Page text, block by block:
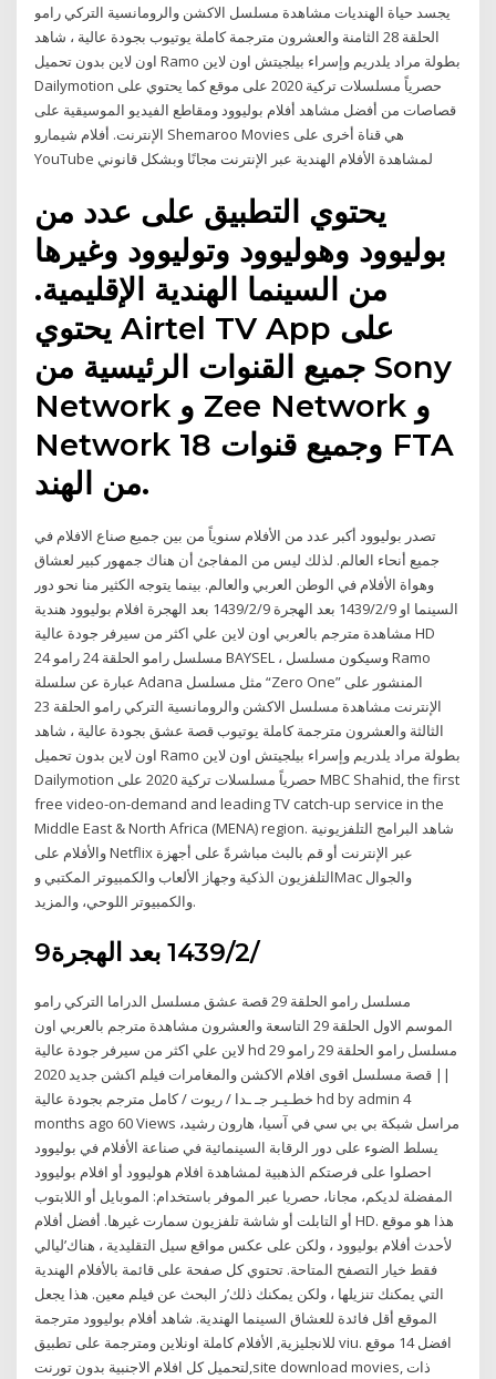
يجسد حياة الهنديات مشاهدة مسلسل الاكشن والرومانسية التركي رامو
الحلقة 28 الثامنة والعشرون مترجمة كاملة يوتيوب بجودة عالية ، شاهد
اون لاين بدون تحميل Ramo بطولة مراد يلدريم وإسراء بيلجيتش اون لاين
Dailymotion حصرياً مسلسلات تركية 2020 على موقع كما يحتوي على
قصاصات من أفضل مشاهد أفلام بوليوود ومقاطع الفيديو الموسيقية على
الإنترنت. أفلام شيمارو Shemaroo Movies هي قناة أخرى على
YouTube لمشاهدة الأفلام الهندية عبر الإنترنت مجانًا وبشكل قانوني
يحتوي التطبيق على عدد من
بوليوود وهوليوود وتوليوود وغيرها
من السينما الهندية الإقليمية.
يحتوي Airtel TV App على
جميع القنوات الرئيسية من Sony
Network و Zee Network و
Network 18 وجميع قنوات FTA
من الهند.
تصدر بوليوود أكبر عدد من الأفلام سنوياً من بين جميع صناع الافلام في
جميع أنحاء العالم. لذلك ليس من المفاجئ أن هناك جمهور كبير لعشاق
وهواة الأفلام في الوطن العربي والعالم. بينما يتوجه الكثير منا نحو دور
السينما او 9‏‏/2‏‏/1439 بعد الهجرة 9‏‏/2‏‏/1439 بعد الهجرة افلام بوليوود هندية
مشاهدة مترجم بالعربي اون لاين علي اكثر من سيرفر جودة عالية HD
مسلسل رامو الحلقة 24 رامو 24 BAYSEL ، وسيكون مسلسل Ramo
عبارة عن سلسلة Adana مثل مسلسل “Zero One” المنشور على
الإنترنت مشاهدة مسلسل الاكشن والرومانسية التركي رامو الحلقة 23
الثالثة والعشرون مترجمة كاملة يوتيوب قصة عشق بجودة عالية ، شاهد
اون لاين بدون تحميل Ramo بطولة مراد يلدريم وإسراء بيلجيتش اون لاين
Dailymotion حصرياً مسلسلات تركية 2020 على MBC Shahid, the first
free video-on-demand and leading TV catch-up service in the
Middle East & North Africa (MENA) region. شاهد البرامج التلفزيونية
والأفلام على Netflix عبر الإنترنت أو قم بالبث مباشرةً على أجهزة
التلفزيون الذكية وجهاز الألعاب والكمبيوتر المكتبي وMac والجوال
والكمبيوتر اللوحي، والمزيد.
9‏‏/2‏‏/1439 بعد الهجرة
مسلسل رامو الحلقة 29 قصة عشق مسلسل الدراما التركي رامو
الموسم الاول الحلقة 29 التاسعة والعشرون مشاهدة مترجم بالعربي اون
لاين علي اكثر من سيرفر جودة عالية hd مسلسل رامو الحلقة 29 رامو 29
|| قصة مسلسل اقوى افلام الاكشن والمغامرات فيلم اكشن جديد 2020
خطـيـر جـ ـدا / ريوت / كامل مترجم بجودة عالية hd by admin 4
months ago 60 Views مراسل شبكة بي بي سي في آسيا، هارون رشيد،
يسلط الضوء على دور الرقابة السينمائية في صناعة الأفلام في بوليوود
احصلوا على فرصتكم الذهبية لمشاهدة افلام هوليوود أو افلام بوليوود
المفضلة لديكم، مجانا، حصريا عبر الموفر باستخدام: الموبايل أو اللابتوب
أو التابلت أو شاشة تلفزيون سمارت غيرها. أفضل أفلام HD. هذا هو موقع
لأحدث أفلام بوليوود ، ولكن على عكس مواقع سيل التقليدية ، هناك’ليالي
فقط خيار التصفح المتاحة. تحتوي كل صفحة على قائمة بالأفلام الهندية
التي يمكنك تنزيلها ، ولكن يمكنك ذلك’ر البحث عن فيلم معين. هذا يجعل
الموقع أقل فائدة للعشاق السينما الهندية. شاهد أفلام بوليوود مترجمة
للانجليزية, الأفلام كاملة اونلاين ومترجمة على تطبيق viu. افضل 14 موقع
لتحميل كل افلام الاجنبية بدون تورنت,site download movies, ذات